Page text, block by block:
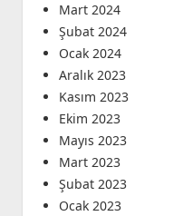
Mart 2024
Şubat 2024
Ocak 2024
Aralık 2023
Kasım 2023
Ekim 2023
Mayıs 2023
Mart 2023
Şubat 2023
Ocak 2023